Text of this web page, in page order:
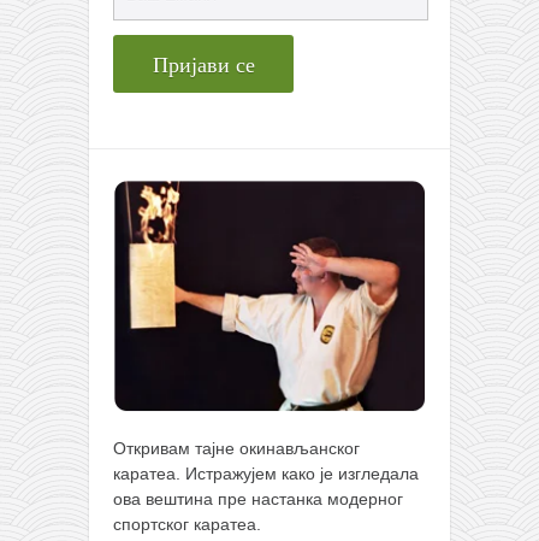
Откривам тајне окинављанског
каратеа. Истражујем како је изгледала
ова вештина пре настанка модерног
спортског каратеа.